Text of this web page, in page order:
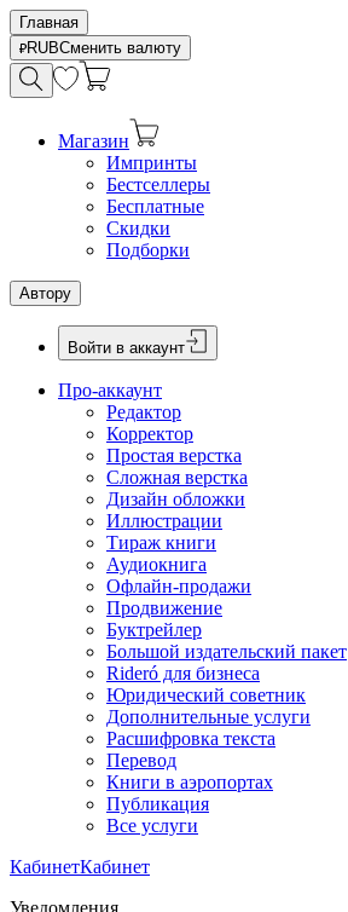
Главная
RUBСменить валюту
Магазин
Импринты
Бестселлеры
Бесплатные
Скидки
Подборки
Автору
Войти в аккаунт
Про-аккаунт
Редактор
Корректор
Простая верстка
Сложная верстка
Дизайн обложки
Иллюстрации
Тираж книги
Аудиокнига
Офлайн-продажи
Продвижение
Буктрейлер
Большой издательский пакет
Rideró для бизнеса
Юридический советник
Дополнительные услуги
Расшифровка текста
Перевод
Книги в аэропортах
Публикация
Все услуги
КабинетКабинет
Уведомления